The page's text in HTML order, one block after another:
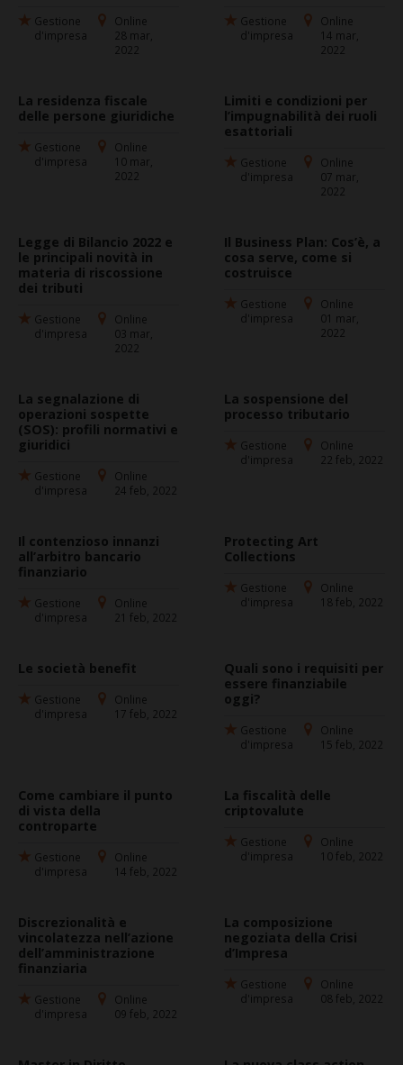
Gestione
d'impresa
Online
28 mar,
2022
Gestione
d'impresa
Online
14 mar,
2022
La residenza fiscale
delle persone giuridiche
Gestione
d'impresa
Online
10 mar,
2022
Limiti e condizioni per
l’impugnabilità dei ruoli
esattoriali
Gestione
d'impresa
Online
07 mar,
2022
Legge di Bilancio 2022 e
le principali novità in
materia di riscossione
dei tributi
Gestione
d'impresa
Online
03 mar,
2022
Il Business Plan: Cos’è, a
cosa serve, come si
costruisce
Gestione
d'impresa
Online
01 mar,
2022
La segnalazione di
operazioni sospette
(SOS): profili normativi e
giuridici
Gestione
d'impresa
Online
24 feb, 2022
La sospensione del
processo tributario
Gestione
d'impresa
Online
22 feb, 2022
Il contenzioso innanzi
all’arbitro bancario
finanziario
Gestione
d'impresa
Online
21 feb, 2022
Protecting Art
Collections
Gestione
d'impresa
Online
18 feb, 2022
Le società benefit
Gestione
d'impresa
Online
17 feb, 2022
Quali sono i requisiti per
essere finanziabile
oggi?
Gestione
d'impresa
Online
15 feb, 2022
Come cambiare il punto
di vista della
controparte
Gestione
d'impresa
Online
14 feb, 2022
La fiscalità delle
criptovalute
Gestione
d'impresa
Online
10 feb, 2022
Discrezionalità e
vincolatezza nell’azione
dell’amministrazione
finanziaria
Gestione
d'impresa
Online
09 feb, 2022
La composizione
negoziata della Crisi
d’Impresa
Gestione
d'impresa
Online
08 feb, 2022